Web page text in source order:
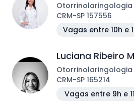
Otorrinolaringologia
CRM-SP 157556
Vagas entre 10h e
Luciana Ribeiro
Otorrinolaringologia
CRM-SP 165214
Vagas entre 9h e